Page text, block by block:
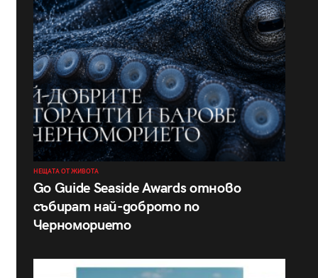
НЕЩАТА ОТ ЖИВОТА
Go Guide Seaside Awards отново
събират най-доброто по
Черноморието